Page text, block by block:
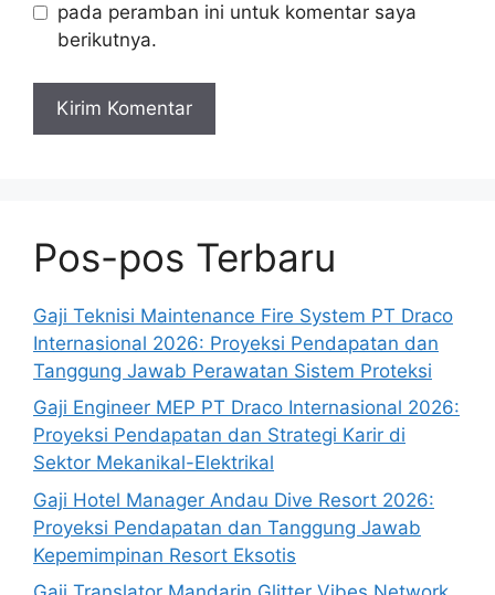
pada peramban ini untuk komentar saya
berikutnya.
Pos-pos Terbaru
Gaji Teknisi Maintenance Fire System PT Draco
Internasional 2026: Proyeksi Pendapatan dan
Tanggung Jawab Perawatan Sistem Proteksi
Gaji Engineer MEP PT Draco Internasional 2026:
Proyeksi Pendapatan dan Strategi Karir di
Sektor Mekanikal-Elektrikal
Gaji Hotel Manager Andau Dive Resort 2026:
Proyeksi Pendapatan dan Tanggung Jawab
Kepemimpinan Resort Eksotis